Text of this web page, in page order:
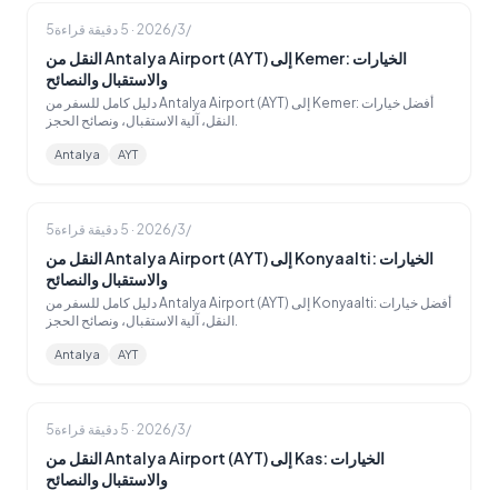
5‏/3‏/2026
·
5 دقيقة قراءة
النقل من Antalya Airport (AYT) إلى Kemer: الخيارات
والاستقبال والنصائح
دليل كامل للسفر من Antalya Airport (AYT) إلى Kemer: أفضل خيارات
النقل، آلية الاستقبال، ونصائح الحجز.
Antalya AYT
5‏/3‏/2026
·
5 دقيقة قراءة
النقل من Antalya Airport (AYT) إلى Konyaalti: الخيارات
والاستقبال والنصائح
دليل كامل للسفر من Antalya Airport (AYT) إلى Konyaalti: أفضل خيارات
النقل، آلية الاستقبال، ونصائح الحجز.
Antalya AYT
5‏/3‏/2026
·
5 دقيقة قراءة
النقل من Antalya Airport (AYT) إلى Kas: الخيارات
والاستقبال والنصائح